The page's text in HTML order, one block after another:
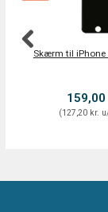
Skærm til iPhone
159,00
(127,20 kr.